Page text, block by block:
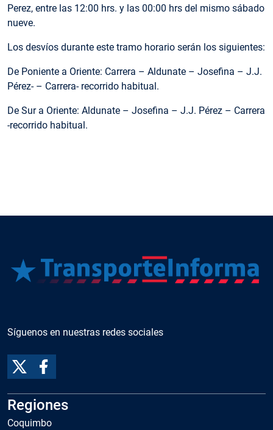
Perez, entre las 12:00 hrs. y las 00:00 hrs del mismo sábado
nueve.
Los desvíos durante este tramo horario serán los siguientes:
De Poniente a Oriente: Carrera – Aldunate – Josefina – J.J.
Pérez- – Carrera- recorrido habitual.
De Sur a Oriente: Aldunate – Josefina – J.J. Pérez – Carrera
-recorrido habitual.
Síguenos en nuestras redes sociales
Regiones
Coquimbo